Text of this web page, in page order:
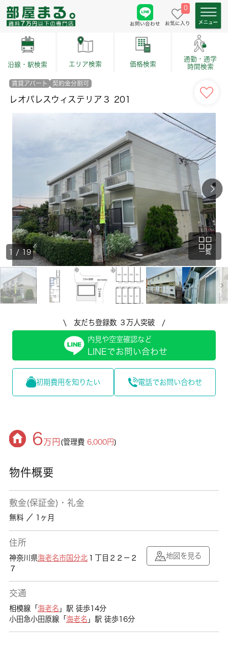
お問い合わせ
0
お気に入り
沿線・駅検索 エリア検索 価格検索
通勤・通学
時間検索
賃貸アパート 契約金分割可
レオパレスウィステリア３ 201
一覧
1 / 19
\ 友だち登録数 ３万人突破 /
内見や空室確認など
LINEでお問い合わせ
初期費用を知りたい 電話でお問い合わせ
6万円 (管理費 6,000円)
物件概要
敷金(保証金)・礼金
無料 ／ 1ヶ月
住所
神奈川県海老名市国分北１丁目２２－２
７
地図を見る
交通
相模線「 海老名 」駅 徒歩14分
小田急小田原線「 海老名 」駅 徒歩16分